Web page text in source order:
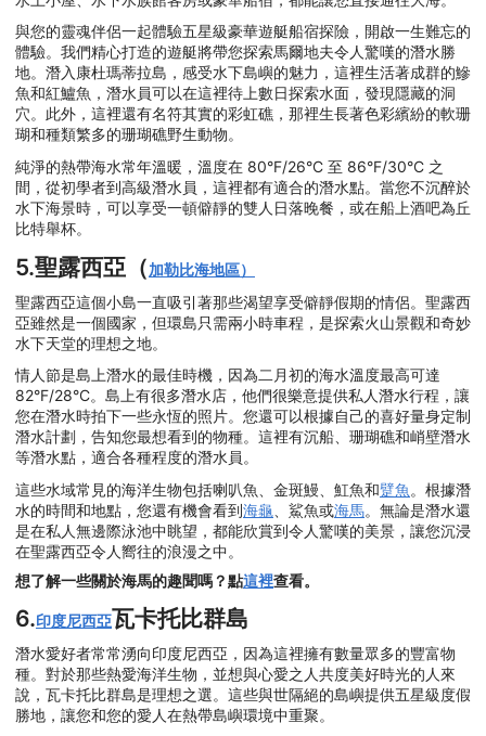
與您的靈魂伴侶一起體驗五星級豪華遊艇船宿探險，開啟一生難忘的
體驗。我們精心打造的遊艇將帶您探索馬爾地夫令人驚嘆的潛水勝
地。潛入康杜瑪蒂拉島，感受水下島嶼的魅力，這裡生活著成群的鰺
魚和紅鱸魚，潛水員可以在這裡待上數日探索水面，發現隱藏的洞
穴。此外，這裡還有名符其實的彩虹礁，那裡生長著色彩繽紛的軟珊
瑚和種類繁多的珊瑚礁野生動物。
純淨的熱帶海水常年溫暖，溫度在 80°F/26°C 至 86°F/30°C 之
間，從初學者到高級潛水員，這裡都有適合的潛水點。當您不沉醉於
水下海景時，可以享受一頓僻靜的雙人日落晚餐，或在船上酒吧為丘
比特舉杯。
5.聖露西亞（加勒比海地區）
聖露西亞這個小島一直吸引著那些渴望享受僻靜假期的情侶。聖露西
亞雖然是一個國家，但環島只需兩小時車程，是探索火山景觀和奇妙
水下天堂的理想之地。
情人節是島上潛水的最佳時機，因為二月初的海水溫度最高可達
82°F/28°C。島上有很多潛水店，他們很樂意提供私人潛水行程，讓
您在潛水時拍下一些永恆的照片。您還可以根據自己的喜好量身定制
潛水計劃，告知您最想看到的物種。這裡有沉船、珊瑚礁和峭壁潛水
等潛水點，適合各種程度的潛水員。
這些水域常見的海洋生物包括喇叭魚、金斑鰻、魟魚和躄魚 。根據潛
水的時間和地點，您還有機會看到海龜 、鯊魚或海馬。無論是潛水還
是在私人無邊際泳池中眺望，都能欣賞到令人驚嘆的美景，讓您沉浸
在聖露西亞令人嚮往的浪漫之中。
想了解一些關於海馬的趣聞嗎？點這裡查看。
6.印度尼西亞瓦卡托比群島
潛水愛好者常常湧向印度尼西亞，因為這裡擁有數量眾多的豐富物
種。對於那些熱愛海洋生物，並想與心愛之人共度美好時光的人來
說，瓦卡托比群島是理想之選。這些與世隔絕的島嶼提供五星級度假
勝地，讓您和您的愛人在熱帶島嶼環境中重聚。